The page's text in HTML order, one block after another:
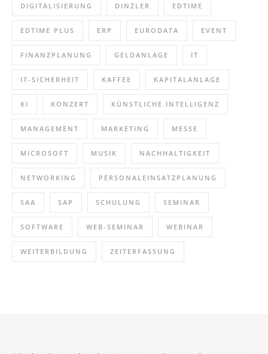
DIGITALISIERUNG DINZLER EDTIME
EDTIME PLUS ERP EURODATA EVENT
FINANZPLANUNG GELDANLAGE IT
IT-SICHERHEIT KAFFEE KAPITALANLAGE
KI KONZERT KÜNSTLICHE INTELLIGENZ
MANAGEMENT MARKETING MESSE
MICROSOFT MUSIK NACHHALTIGKEIT
NETWORKING PERSONALEINSATZPLANUNG
SAA SAP SCHULUNG SEMINAR
SOFTWARE WEB-SEMINAR WEBINAR
WEITERBILDUNG ZEITERFASSUNG